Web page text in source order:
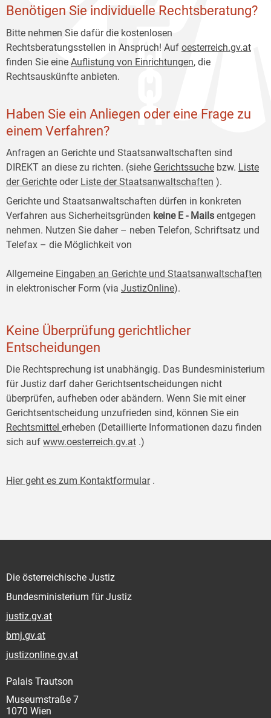
Benötigen Sie individuelle Rechtsberatung?
Bitte nehmen Sie dafür die kostenlosen
Rechtsberatungsstellen in Anspruch! Auf oesterreich.gv.at
finden Sie eine Auflistung von Einrichtungen, die
Rechtsauskünfte anbieten.
Haben Sie ein Anliegen oder eine Frage zu
einem Verfahren?
Anfragen an Gerichte und Staatsanwaltschaften sind
DIREKT an diese zu richten. (siehe Gerichtssuche bzw. Liste
der Gerichte oder Liste der Staatsanwaltschaften ).
Gerichte und Staatsanwaltschaften dürfen in konkreten
Verfahren aus Sicherheitsgründen keine E - Mails entgegen
nehmen. Nutzen Sie daher – neben Telefon, Schriftsatz und
Telefax – die Möglichkeit von
Allgemeine Eingaben an Gerichte und Staatsanwaltschaften
in elektronischer Form (via JustizOnline).
Keine Überprüfung gerichtlicher
Entscheidungen
Die Rechtsprechung ist unabhängig. Das Bundesministerium
für Justiz darf daher Gerichtsentscheidungen nicht
überprüfen, aufheben oder abändern. Wenn Sie mit einer
Gerichtsentscheidung unzufrieden sind, können Sie ein
Rechtsmittel erheben (Detaillierte Informationen dazu finden
sich auf www.oesterreich.gv.at .)
Hier geht es zum Kontaktformular.
Die österreichische Justiz
Bundesministerium für Justiz
justiz.gv.at
bmj.gv.at
justizonline.gv.at
Palais Trautson
Museumstraße 7
1070 Wien